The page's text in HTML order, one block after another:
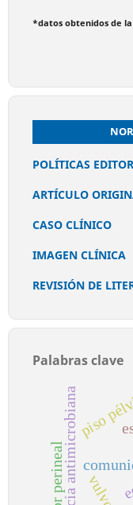
*datos obtenidos de
POLÍTICAS
ARTÍCULO
CASO CLÍNICO
IMAGEN CLÍNICA
REVISIÓN DE
Palabras clave
dolor perineal
piso